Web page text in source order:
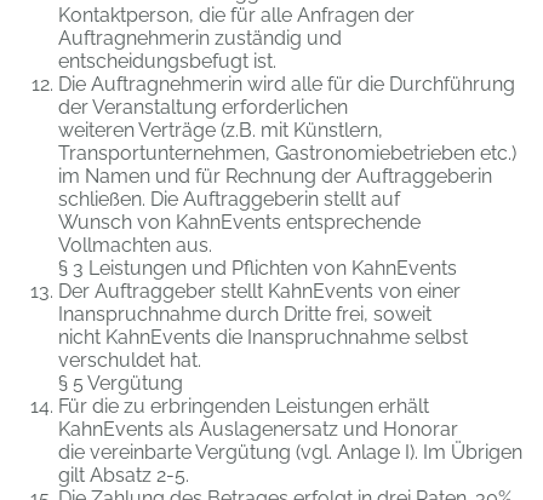
Kontaktperson, die für alle Anfragen der
Auftragnehmerin zuständig und
entscheidungsbefugt ist.
Die Auftragnehmerin wird alle für die Durchführung
der Veranstaltung erforderlichen
weiteren Verträge (z.B. mit Künstlern,
Transportunternehmen, Gastronomiebetrieben etc.)
im Namen und für Rechnung der Auftraggeberin
schließen. Die Auftraggeberin stellt auf
Wunsch von KahnEvents entsprechende
Vollmachten aus.
§ 3 Leistungen und Pflichten von KahnEvents
Der Auftraggeber stellt KahnEvents von einer
Inanspruchnahme durch Dritte frei, soweit
nicht KahnEvents die Inanspruchnahme selbst
verschuldet hat.
§ 5 Vergütung
Für die zu erbringenden Leistungen erhält
KahnEvents als Auslagenersatz und Honorar
die vereinbarte Vergütung (vgl. Anlage I). Im Übrigen
gilt Absatz 2-5.